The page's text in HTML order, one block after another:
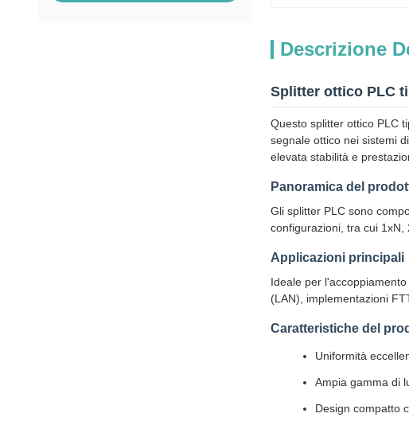
Descrizione
Splitter ottico PLC
Questo splitter ottico PLC
segnale ottico nei sistemi
elevata stabilità e
Panoramica del
Gli splitter PLC sono
configurazioni, tra cui 1xN,
Applicazioni principali
Ideale per
(LAN), implementazioni
Caratteristiche del
Uniformità
Ampia gamma di
Design compatto